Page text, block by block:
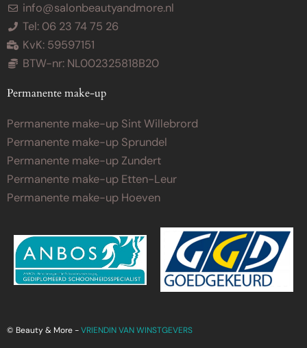
info@salonbeautyandmore.nl
Tel: 06 23 74 75 26
KvK: 59597151
BTW-nr: NL002325818B20
Permanente make-up
Permanente make-up Sint Willebrord
Permanente make-up Sprundel
Permanente make-up Zundert
Permanente make-up Etten-Leur
Permanente make-up Hoeven
© Beauty & More -VRIENDIN VAN WINSTGEVERS